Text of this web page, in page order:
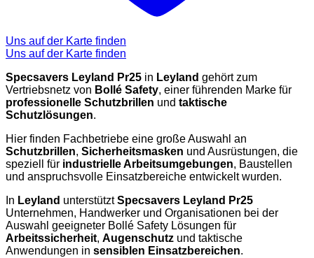
Uns auf der Karte finden
Uns auf der Karte finden
Specsavers Leyland Pr25 in Leyland gehört zum
Vertriebsnetz von Bollé Safety, einer führenden Marke für
professionelle Schutzbrillen und taktische
Schutzlösungen.
Hier finden Fachbetriebe eine große Auswahl an
Schutzbrillen, Sicherheitsmasken und Ausrüstungen, die
speziell für industrielle Arbeitsumgebungen, Baustellen
und anspruchsvolle Einsatzbereiche entwickelt wurden.
In Leyland unterstütztSpecsavers Leyland Pr25
Unternehmen, Handwerker und Organisationen bei der
Auswahl geeigneter Bollé Safety Lösungen für
Arbeitssicherheit, Augenschutz und taktische
Anwendungen in sensiblen Einsatzbereichen.